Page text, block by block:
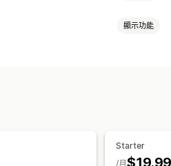
顯示功能
Starter
/月